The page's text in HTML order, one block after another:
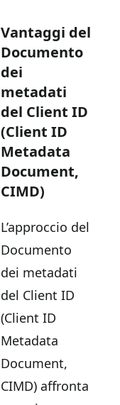
Vantaggi del
Documento
dei
metadati
del Client ID
(Client ID
Metadata
Document,
CIMD)
L’approccio del
Documento
dei metadati
del Client ID
(Client ID
Metadata
Document,
CIMD) affronta